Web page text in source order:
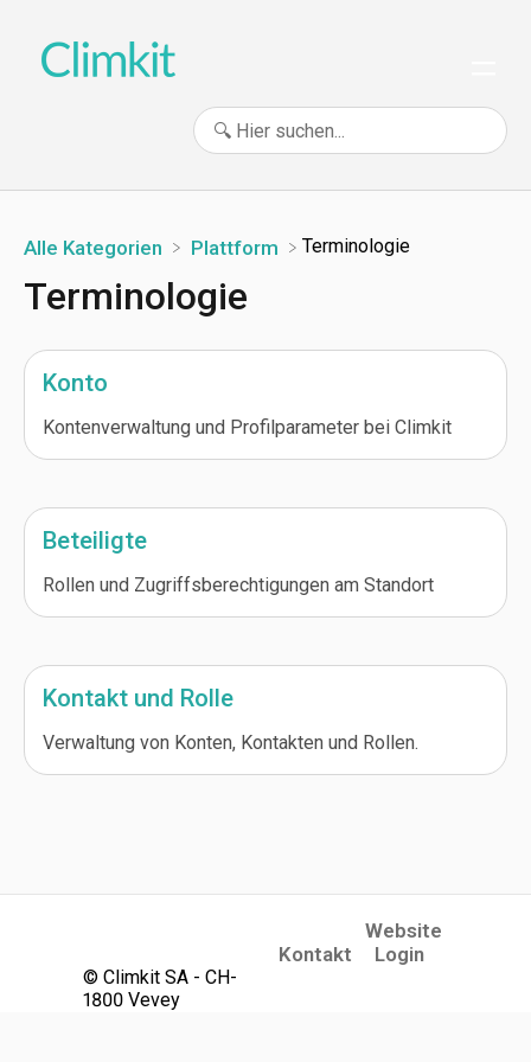
Alle Kategorien ​Plattform ​Terminologie
Terminologie
Konto
Kontenverwaltung und Profilparameter bei Climkit
Beteiligte
Rollen und Zugriffsberechtigungen am Standort
Kontakt und Rolle
Verwaltung von Konten, Kontakten und Rollen.
Website
Kontakt
Login